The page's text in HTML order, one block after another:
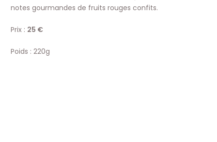
notes gourmandes de fruits rouges confits.
Prix : 25 €
Poids : 220g